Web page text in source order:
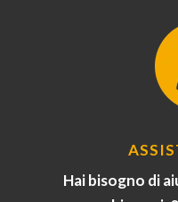
Hai bisogno di